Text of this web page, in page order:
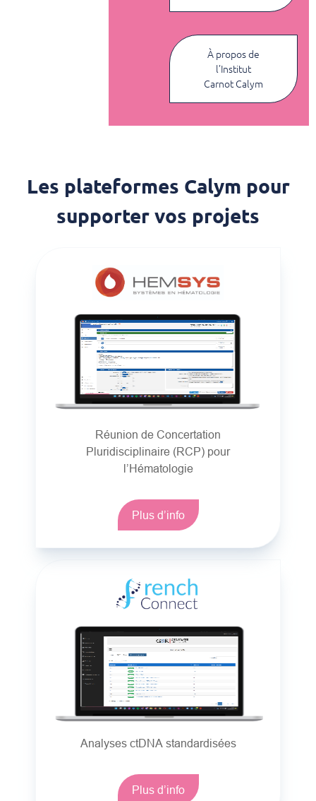
À propos de
l’Institut
Carnot Calym
Les plateformes Calym pour
supporter vos projets
Réunion de Concertation
Pluridisciplinaire (RCP) pour
l’Hématologie
Plus d’info
Analyses ctDNA standardisées
Plus d’info